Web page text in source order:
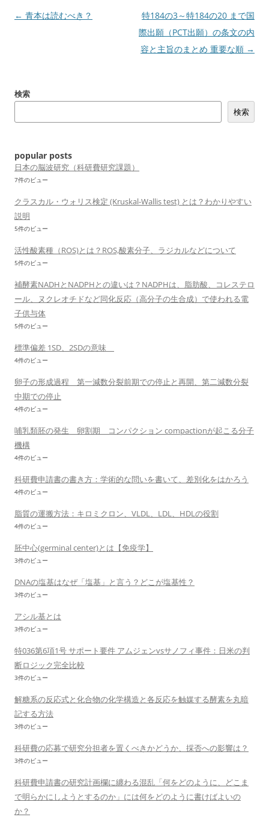
投
ー
← 青本は読むべき？
特184の3～特184の20 まで国
際出願（PCT出願）の条文の内
容と主旨のまとめ 重要な順 →
検索
検索
popular posts
日本の脳波研究（科研費研究課題）
7件のビュー
クラスカル・ウォリス検定 (Kruskal-Wallis test) とは？わかりやすい
説明
5件のビュー
活性酸素種（ROS)とは？ROS,酸素分子、ラジカルなどについて
5件のビュー
補酵素NADHとNADPHとの違いは？NADPHは、脂肪酸、コレステロ
ール、ヌクレオチドなど同化反応（高分子の生合成）で使われる電
子供与体
5件のビュー
標準偏差 1SD、2SDの意味
4件のビュー
卵子の形成過程 第一減数分裂前期での停止と再開、第二減数分裂
中期での停止
4件のビュー
哺乳類胚の発生 卵割期 コンパクション compactionが起こる分子
機構
4件のビュー
科研費申請書の書き方：学術的な問いを書いて、差別化をはかろう
4件のビュー
脂質の運搬方法：キロミクロン、VLDL、LDL、HDLの役割
4件のビュー
胚中心(germinal center)とは【免疫学】
3件のビュー
DNAの塩基はなぜ「塩基」と言う？どこが塩基性？
3件のビュー
アシル基とは
3件のビュー
特036第6項1号 サポート要件 アムジェンvsサノフィ事件：日米の判
断ロジック完全比較
3件のビュー
解糖系の反応式と化合物の化学構造と各反応を触媒する酵素を丸暗
記する方法
3件のビュー
科研費の応募で研究分担者を置くべきかどうか、採否への影響は？
3件のビュー
科研費申請書の研究計画欄に纏わる混乱「何をどのように、どこま
で明らかにしようとするのか」には何をどのように書けばよいの
か？